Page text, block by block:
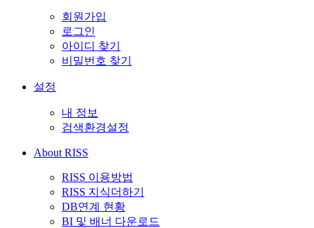
회원가입
로그인
아이디 찾기
비밀번호 찾기
설정
내 정보
검색환경설정
About RISS
RISS 이용방법
RISS 지식더하기
DB연계 현황
BI 및 배너 다운로드